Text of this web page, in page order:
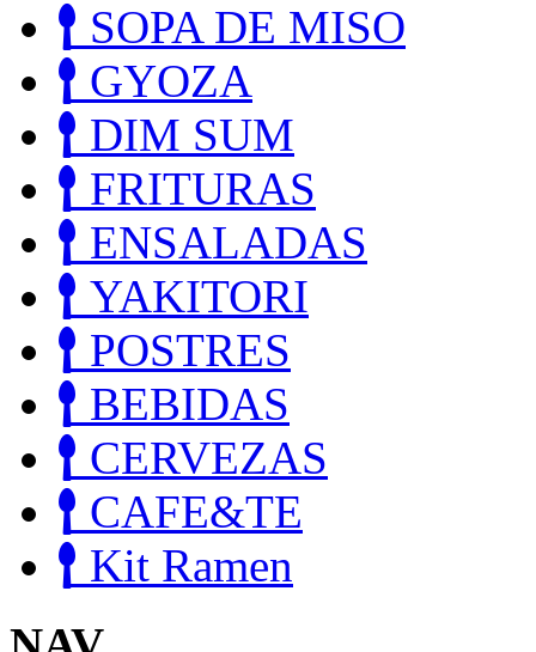
SOPA DE MISO
GYOZA
DIM SUM
FRITURAS
ENSALADAS
YAKITORI
POSTRES
BEBIDAS
CERVEZAS
CAFE&TE
Kit Ramen